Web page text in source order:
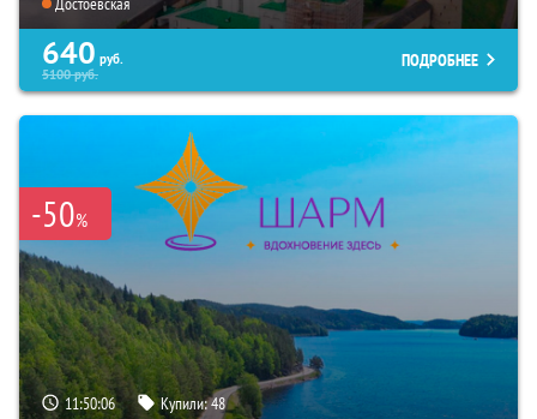
640 руб.
5100руб.
ПОДРОБНЕЕ
-50%
11:50:05 Купили:48